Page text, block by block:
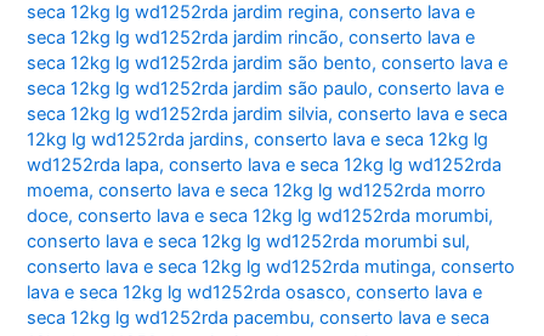
seca 12kg lg wd1252rda jardim regina,conserto lava e
seca 12kg lg wd1252rda jardim rincão,conserto lava e
seca 12kg lg wd1252rda jardim são bento,conserto lava e
seca 12kg lg wd1252rda jardim são paulo,conserto lava e
seca 12kg lg wd1252rda jardim silvia,conserto lava e seca
12kg lg wd1252rda jardins,conserto lava e seca 12kg lg
wd1252rda lapa,conserto lava e seca 12kg lg wd1252rda
moema,conserto lava e seca 12kg lg wd1252rda morro
doce,conserto lava e seca 12kg lg wd1252rda morumbi,
conserto lava e seca 12kg lg wd1252rda morumbi sul,
conserto lava e seca 12kg lg wd1252rda mutinga,conserto
lava e seca 12kg lg wd1252rda osasco,conserto lava e
seca 12kg lg wd1252rda pacembu,conserto lava e seca